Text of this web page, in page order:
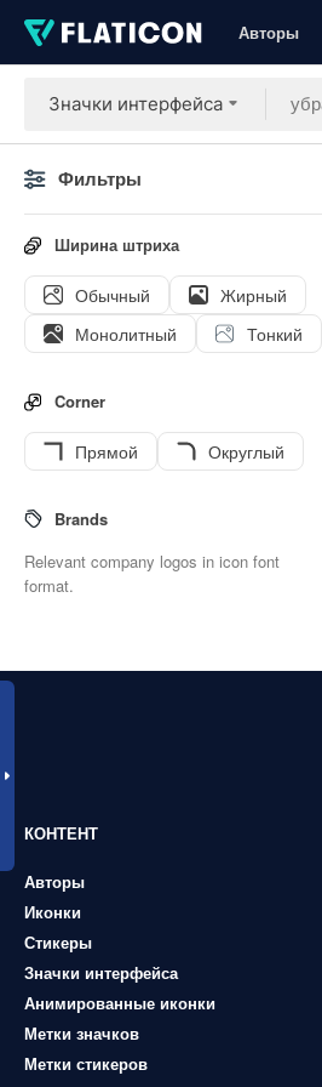
Авторы
Значки интерфейса
Фильтры
Ширина штриха
Обычный
Жирный
Монолитный
Тонкий
Corner
Прямой Округлый
Brands
Relevant company logos in icon font
format.
КОНТЕНТ
Авторы
Иконки
Стикеры
Значки интерфейса
Анимированные иконки
Метки значков
Метки стикеров